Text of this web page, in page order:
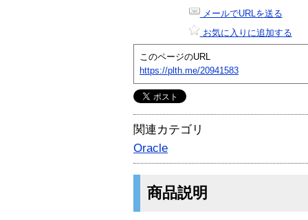
メールでURLを送る
お気に入りに追加する
このページのURL
https://plth.me/20941583
関連カテゴリ
Oracle
商品説明